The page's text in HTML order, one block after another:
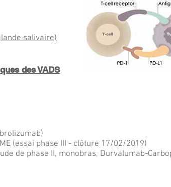
salivaire)
des VADS
(essai phase III - clôture 17/02/2019)
de phase II, monobras, Durvalumab-